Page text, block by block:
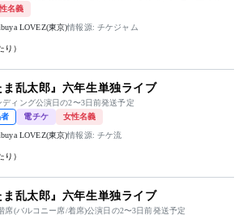
名義
LOVEZ(東京)情報源: チケジャム
り）
ま乱太郎』六年生単独ライブ
ィング公演日の2〜3日前発送予定
電チケ 女性名義
LOVEZ(東京)情報源: チケ流
り）
ま乱太郎』六年生単独ライブ
席(バルコニー席/着席)公演日の2〜3日前発送予定